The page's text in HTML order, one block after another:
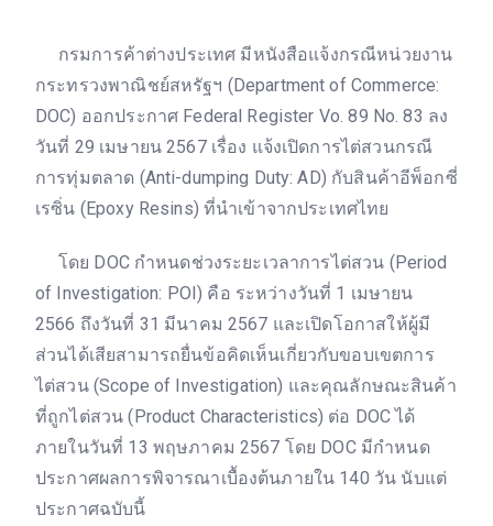
กรมการค้าต่างประเทศ มีหนังสือแจ้งกรณีหน่วยงาน
กระทรวงพาณิชย์สหรัฐฯ (Department of Commerce:
DOC) ออกประกาศ Federal Register Vo. 89 No. 83 ลง
วันที่ 29 เมษายน 2567 เรื่อง แจ้งเปิดการไต่สวนกรณี
การทุ่มตลาด (Anti-dumping Duty: AD) กับสินค้าอีพ็อกซี่
เรซิ่น (Epoxy Resins) ที่นำเข้าจากประเทศไทย
โดย DOC กำหนดช่วงระยะเวลาการไต่สวน (Period
of Investigation: POI) คือ ระหว่างวันที่ 1 เมษายน
2566 ถึงวันที่ 31 มีนาคม 2567 และเปิดโอกาสให้ผู้มี
ส่วนได้เสียสามารถยื่นข้อคิดเห็นเกี่ยวกับขอบเขตการ
ไต่สวน (Scope of Investigation) และคุณลักษณะสินค้า
ที่ถูกไต่สวน (Product Characteristics) ต่อ DOC ได้
ภายในวันที่ 13 พฤษภาคม 2567 โดย DOC มีกำหนด
ประกาศผลการพิจารณาเบื้องต้นภายใน 140 วัน นับแต่
ประกาศฉบับนี้